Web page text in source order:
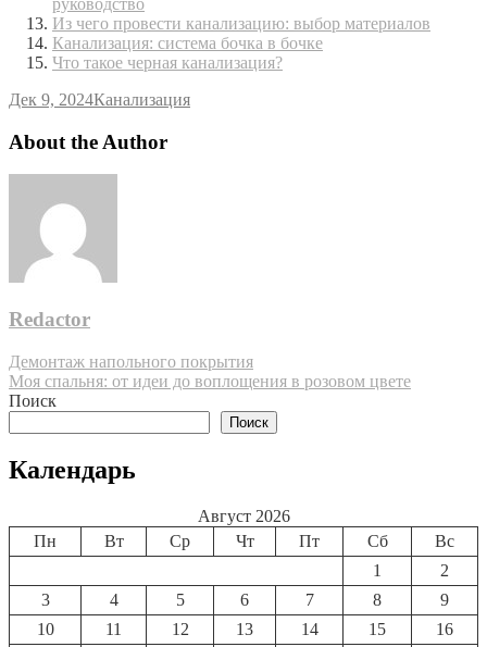
руководство
Из чего провести канализацию: выбор материалов
Канализация: система бочка в бочке
Что такое черная канализация?
Дек 9, 2024Канализация
About the Author
Redactor
Навигация
по
Демонтаж напольного покрытия
Моя спальня: от идеи до воплощения в розовом цвете
Поиск
Поиск
Календарь
Август 2026
Пн
Вт Ср Чт Пт Сб
Вс
1
2
3
4 5 6 7 8
9
10
11 12 13 14 15
16